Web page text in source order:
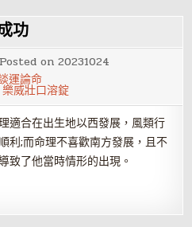
功
Posted on20231024
運論命
樂威壯口溶錠
適合在出生地以西發展，風類行
利;而命理不喜歡南方發展，且不
致了他當時情形的出現。